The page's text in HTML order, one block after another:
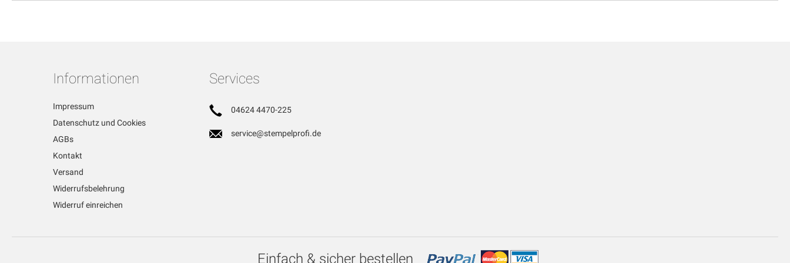
Informationen
Impressum
Datenschutz und Cookies
AGBs
Kontakt
Versand
Widerrufsbelehrung
Widerruf einreichen
Services
04624 4470-225
service@stempelprofi.de
Einfach & sicher bestellen